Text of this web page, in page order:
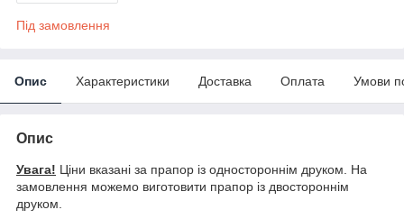
Під замовлення
Опис Характеристики Доставка Оплата Умови
Опис
Увага! Ціни вказані за прапор із одностороннім друком. На
замовлення можемо виготовити прапор із двостороннім
друком.